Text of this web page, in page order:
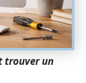
trouver un